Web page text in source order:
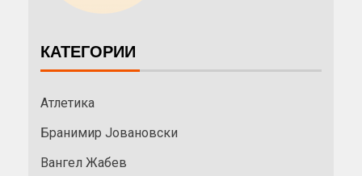
КАТЕГОРИИ
Атлетика
Бранимир Јовановски
Вангел Жабев